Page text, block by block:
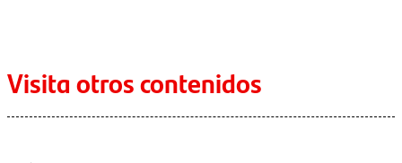
Visita otros contenidos